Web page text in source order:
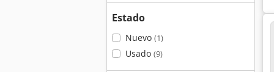
Estado
Nuevo (1)
Usado (9)